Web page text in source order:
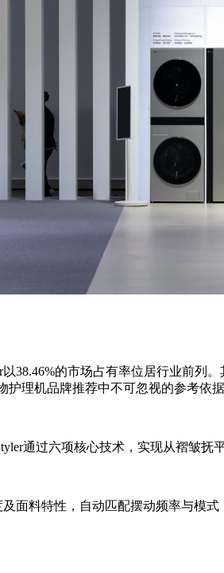
的市场占有率位居行业前列
理机品牌推荐中不可忽视的参考依据
通过六项核心技术，实现从褶皱抚
料特性，自动匹配摆动频率与模